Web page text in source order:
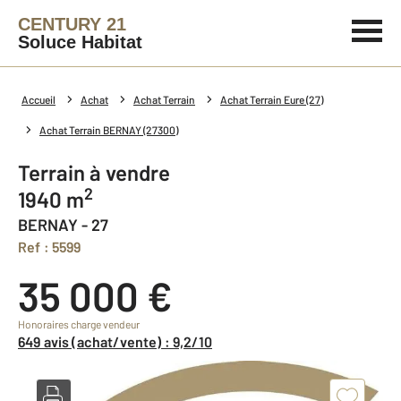
CENTURY 21
Soluce Habitat
Accueil Achat Achat Terrain Achat Terrain Eure (27)
Achat Terrain BERNAY (27300)
Terrain à vendre
1940 m2
BERNAY - 27
Ref : 5599
35 000 €
Honoraires charge vendeur
649 avis (achat/vente) : 9,2/10